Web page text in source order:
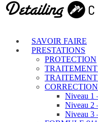
SAVOIR FAIRE
PRESTATIONS
PROTECTION
Niveau 1
Niveau 2
Niveau 3